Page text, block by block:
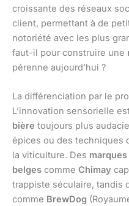
croissante des réseaux
client, permettant à de
notoriété avec les plus
faut-il pour construire une
pérenne aujourd’hui ?
La différenciation par le
L’innovation sensorielle
bière toujours plus
épices ou des techniques
la viticulture. Des
belges comme Chimay
trappiste séculaire, tandis
comme BrewDog